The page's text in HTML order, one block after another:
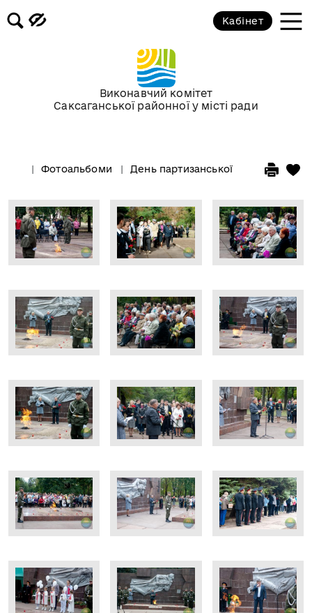
Виконавчий комітет
Саксаганської районної у місті ради
Кабінет
Фотоальбоми День партизанської слави